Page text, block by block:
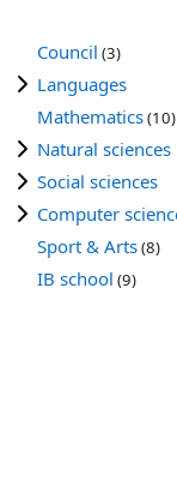
Council (3)
Languages
Mathematics(10)
Natural sciences
Social sciences
Computer
Sport & Arts(8)
IB school (9)